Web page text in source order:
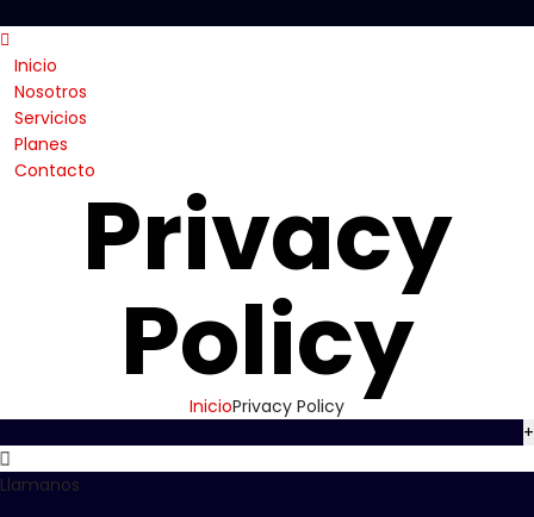
Inicio
Nosotros
Servicios
Planes
ContactoPrivacy
Policy
InicioPrivacy Policy
+
Llamanos